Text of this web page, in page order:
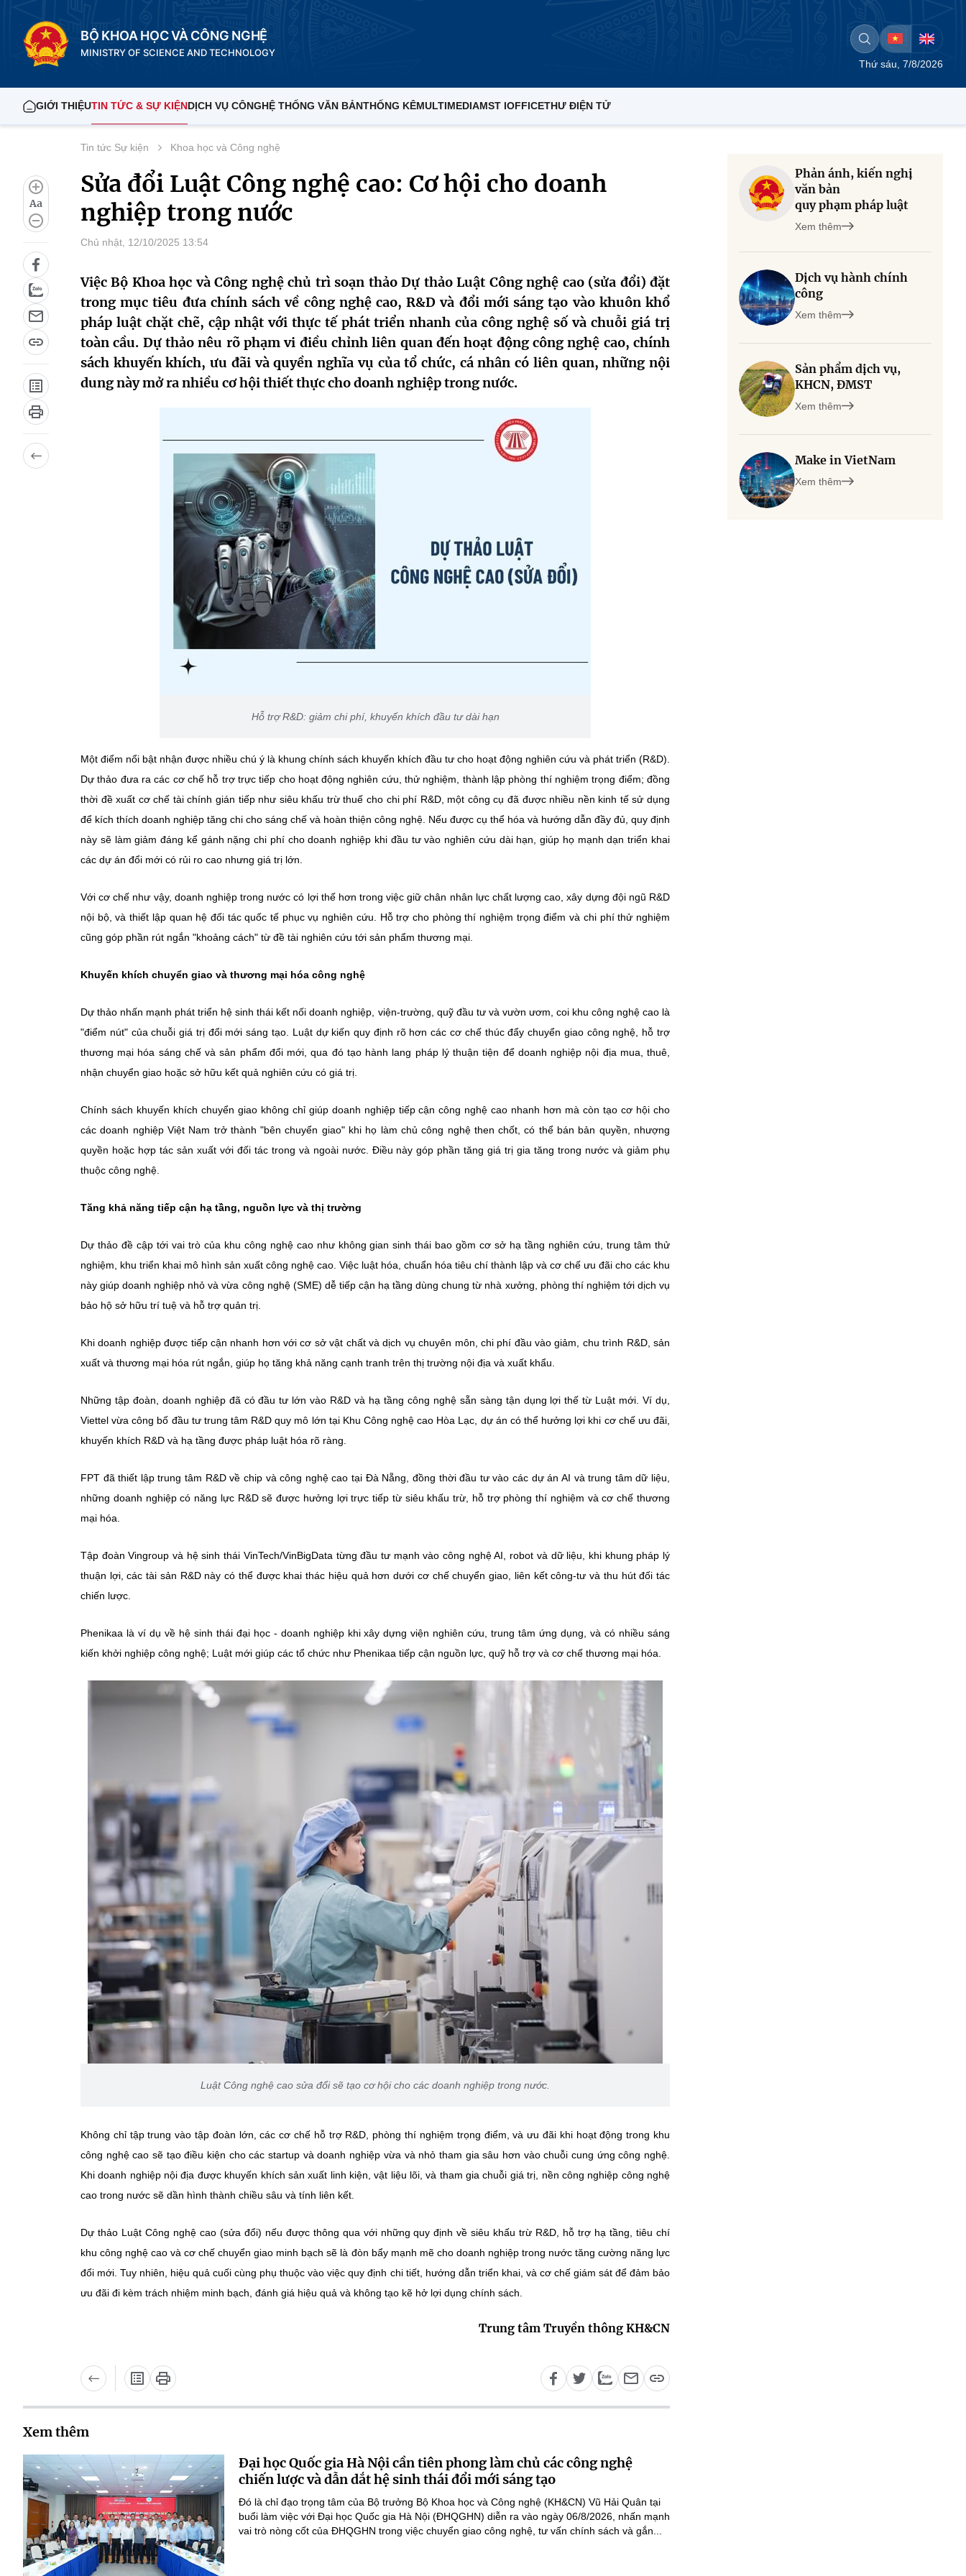
BỘ KHOA HỌC VÀ CÔNG NGHỆ
MINISTRY OF SCIENCE AND TECHNOLOGY
Thứ sáu, 7/8/2026
GIỚI THIỆUTIN TỨC & SỰ KIỆNDỊCH VỤ CÔNGHỆ THỐNG VĂN BẢNTHỐNG KÊMULTIMEDIAMST IOFFICETHƯ ĐIỆN TỬ
Aa
Tin tức Sự kiện Khoa học và Công nghệ
Sửa đổi Luật Công nghệ cao: Cơ hội cho doanh
nghiệp trong nước
Chủ nhật, 12/10/2025 13:54
Việc Bộ Khoa học và Công nghệ chủ trì soạn thảo Dự thảo Luật Công nghệ cao (sửa đổi) đặt
trong mục tiêu đưa chính sách về công nghệ cao, R&D và đổi mới sáng tạo vào khuôn khổ
pháp luật chặt chẽ, cập nhật với thực tế phát triển nhanh của công nghệ số và chuỗi giá trị
toàn cầu. Dự thảo nêu rõ phạm vi điều chỉnh liên quan đến hoạt động công nghệ cao, chính
sách khuyến khích, ưu đãi và quyền nghĩa vụ của tổ chức, cá nhân có liên quan, những nội
dung này mở ra nhiều cơ hội thiết thực cho doanh nghiệp trong nước.
Hỗ trợ R&D: giảm chi phí, khuyến khích đầu tư dài hạn
Một điểm nổi bật nhận được nhiều chú ý là khung chính sách khuyến khích đầu tư cho hoạt động nghiên cứu và phát triển (R&D).
Dự thảo đưa ra các cơ chế hỗ trợ trực tiếp cho hoạt động nghiên cứu, thử nghiệm, thành lập phòng thí nghiệm trọng điểm; đồng
thời đề xuất cơ chế tài chính gián tiếp như siêu khấu trừ thuế cho chi phí R&D, một công cụ đã được nhiều nền kinh tế sử dụng
để kích thích doanh nghiệp tăng chi cho sáng chế và hoàn thiện công nghệ. Nếu được cụ thể hóa và hướng dẫn đầy đủ, quy định
này sẽ làm giảm đáng kể gánh nặng chi phí cho doanh nghiệp khi đầu tư vào nghiên cứu dài hạn, giúp họ mạnh dạn triển khai
các dự án đổi mới có rủi ro cao nhưng giá trị lớn.
Với cơ chế như vậy, doanh nghiệp trong nước có lợi thế hơn trong việc giữ chân nhân lực chất lượng cao, xây dựng đội ngũ R&D
nội bộ, và thiết lập quan hệ đối tác quốc tế phục vụ nghiên cứu. Hỗ trợ cho phòng thí nghiệm trọng điểm và chi phí thử nghiệm
cũng góp phần rút ngắn "khoảng cách" từ đề tài nghiên cứu tới sản phẩm thương mại.
Khuyến khích chuyển giao và thương mại hóa công nghệ
Dự thảo nhấn mạnh phát triển hệ sinh thái kết nối doanh nghiệp, viện-trường, quỹ đầu tư và vườn ươm, coi khu công nghệ cao là
"điểm nút" của chuỗi giá trị đổi mới sáng tạo. Luật dự kiến quy định rõ hơn các cơ chế thúc đẩy chuyển giao công nghệ, hỗ trợ
thương mại hóa sáng chế và sản phẩm đổi mới, qua đó tạo hành lang pháp lý thuận tiện để doanh nghiệp nội địa mua, thuê,
nhận chuyển giao hoặc sở hữu kết quả nghiên cứu có giá trị.
Chính sách khuyến khích chuyển giao không chỉ giúp doanh nghiệp tiếp cận công nghệ cao nhanh hơn mà còn tạo cơ hội cho
các doanh nghiệp Việt Nam trở thành "bên chuyển giao" khi họ làm chủ công nghệ then chốt, có thể bán bản quyền, nhượng
quyền hoặc hợp tác sản xuất với đối tác trong và ngoài nước. Điều này góp phần tăng giá trị gia tăng trong nước và giảm phụ
thuộc công nghệ.
Tăng khả năng tiếp cận hạ tầng, nguồn lực và thị trường
Dự thảo đề cập tới vai trò của khu công nghệ cao như không gian sinh thái bao gồm cơ sở hạ tầng nghiên cứu, trung tâm thử
nghiệm, khu triển khai mô hình sản xuất công nghệ cao. Việc luật hóa, chuẩn hóa tiêu chí thành lập và cơ chế ưu đãi cho các khu
này giúp doanh nghiệp nhỏ và vừa công nghệ (SME) dễ tiếp cận hạ tầng dùng chung từ nhà xưởng, phòng thí nghiệm tới dịch vụ
bảo hộ sở hữu trí tuệ và hỗ trợ quản trị.
Khi doanh nghiệp được tiếp cận nhanh hơn với cơ sở vật chất và dịch vụ chuyên môn, chi phí đầu vào giảm, chu trình R&D, sản
xuất và thương mại hóa rút ngắn, giúp họ tăng khả năng cạnh tranh trên thị trường nội địa và xuất khẩu.
Những tập đoàn, doanh nghiệp đã có đầu tư lớn vào R&D và hạ tầng công nghệ sẵn sàng tận dụng lợi thế từ Luật mới. Ví dụ,
Viettel vừa công bố đầu tư trung tâm R&D quy mô lớn tại Khu Công nghệ cao Hòa Lạc, dự án có thể hưởng lợi khi cơ chế ưu đãi,
khuyến khích R&D và hạ tầng được pháp luật hóa rõ ràng.
FPT đã thiết lập trung tâm R&D về chip và công nghệ cao tại Đà Nẵng, đồng thời đầu tư vào các dự án AI và trung tâm dữ liệu,
những doanh nghiệp có năng lực R&D sẽ được hưởng lợi trực tiếp từ siêu khấu trừ, hỗ trợ phòng thí nghiệm và cơ chế thương
mại hóa.
Tập đoàn Vingroup và hệ sinh thái VinTech/VinBigData từng đầu tư mạnh vào công nghệ AI, robot và dữ liệu, khi khung pháp lý
thuận lợi, các tài sản R&D này có thể được khai thác hiệu quả hơn dưới cơ chế chuyển giao, liên kết công-tư và thu hút đối tác
chiến lược.
Phenikaa là ví dụ về hệ sinh thái đại học - doanh nghiệp khi xây dựng viện nghiên cứu, trung tâm ứng dụng, và có nhiều sáng
kiến khởi nghiệp công nghệ; Luật mới giúp các tổ chức như Phenikaa tiếp cận nguồn lực, quỹ hỗ trợ và cơ chế thương mại hóa.
Luật Công nghệ cao sửa đổi sẽ tạo cơ hội cho các doanh nghiệp trong nước.
Không chỉ tập trung vào tập đoàn lớn, các cơ chế hỗ trợ R&D, phòng thí nghiệm trọng điểm, và ưu đãi khi hoạt động trong khu
công nghệ cao sẽ tạo điều kiện cho các startup và doanh nghiệp vừa và nhỏ tham gia sâu hơn vào chuỗi cung ứng công nghệ.
Khi doanh nghiệp nội địa được khuyến khích sản xuất linh kiện, vật liệu lõi, và tham gia chuỗi giá trị, nền công nghiệp công nghệ
cao trong nước sẽ dần hình thành chiều sâu và tính liên kết.
Dự thảo Luật Công nghệ cao (sửa đổi) nếu được thông qua với những quy định về siêu khấu trừ R&D, hỗ trợ hạ tầng, tiêu chí
khu công nghệ cao và cơ chế chuyển giao minh bạch sẽ là đòn bẩy mạnh mẽ cho doanh nghiệp trong nước tăng cường năng lực
đổi mới. Tuy nhiên, hiệu quả cuối cùng phụ thuộc vào việc quy định chi tiết, hướng dẫn triển khai, và cơ chế giám sát để đảm bảo
ưu đãi đi kèm trách nhiệm minh bạch, đánh giá hiệu quả và không tạo kẽ hở lợi dụng chính sách.
Trung tâm Truyền thông KH&CN
Xem thêm
Đại học Quốc gia Hà Nội cần tiên phong làm chủ các công nghệ
chiến lược và dẫn dắt hệ sinh thái đổi mới sáng tạo
Đó là chỉ đạo trọng tâm của Bộ trưởng Bộ Khoa học và Công nghệ (KH&CN) Vũ Hải Quân tại
buổi làm việc với Đại học Quốc gia Hà Nội (ĐHQGHN) diễn ra vào ngày 06/8/2026, nhấn mạnh
vai trò nòng cốt của ĐHQGHN trong việc chuyển giao công nghệ, tư vấn chính sách và gắn...
Phản ánh, kiến nghị
văn bản
quy phạm pháp luật
Xem thêm
Dịch vụ hành chính
công
Xem thêm
Sản phẩm dịch vụ,
KHCN, ĐMST
Xem thêm
Make in VietNam
Xem thêm